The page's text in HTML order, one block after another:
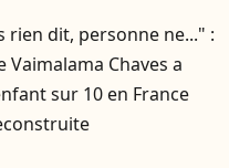
rien dit, personne ne..." :
Vaimalama Chaves a
sur 10 en France